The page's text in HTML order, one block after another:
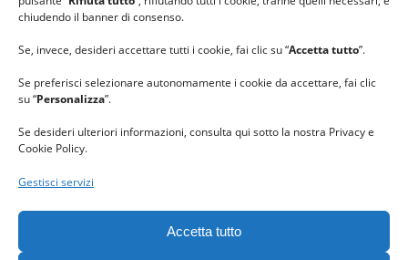
chiudendo il banner di consenso.
Se, invece, desideri accettare tutti i cookie, fai clic su “Accetta tutto”.
Se preferisci selezionare autonomamente i cookie da accettare, fai clic
su “Personalizza”.
Se desideri ulteriori informazioni, consulta qui sotto la nostra Privacy e
Cookie Policy.
Gestisci servizi
Accetta tutto